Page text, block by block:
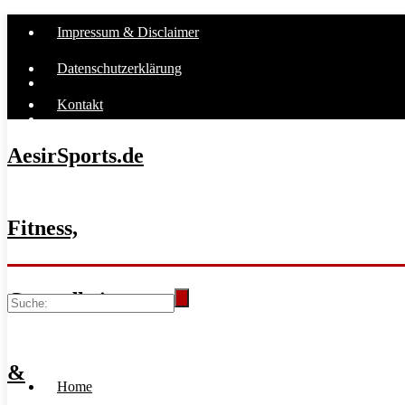
Impressum & Disclaimer
Datenschutzerklärung
Kontakt
AesirSports.de
Fitness,
Gesundheit
&
Home